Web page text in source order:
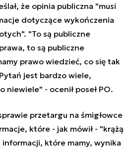
że opinia publiczna "musi
dotyczące wykończenia
"To są publiczne
to są publiczne
prawo wiedzieć, co się tak
jest bardzo wiele,
niewiele" - ocenił poseł PO.
przetargu na śmigłowce
które - jak mówił - "krążą
informacji, które mamy, wynika